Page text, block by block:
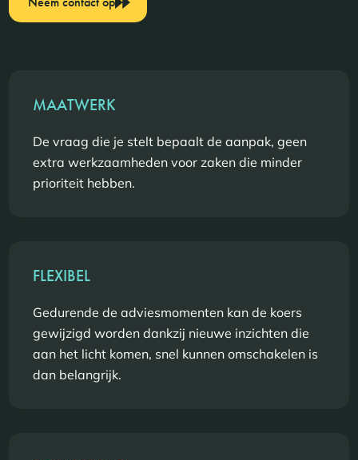
MAATWERK
De vraag die je stelt bepaalt de aanpak, geen
extra werkzaamheden voor zaken die minder
prioriteit hebben.
FLEXIBEL
Gedurende de adviesmomenten kan de koers
gewijzigd worden dankzij nieuwe inzichten die
aan het licht komen, snel kunnen omschakelen is
dan belangrijk.